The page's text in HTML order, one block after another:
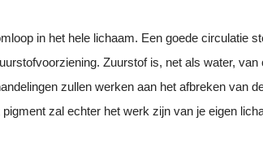
in het hele lichaam. Een goede circulatie
Zuurstof is, net als water, van
zullen werken aan het afbreken van
zal echter het werk zijn van je eigen